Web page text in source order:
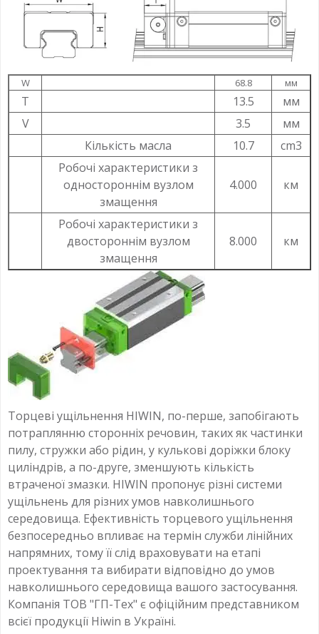
W 68.8 мм
T 13.5
мм
V
3.5
мм
Кількість масла
10.7
cm3
Робочі характеристики з
одностороннім вузлом
змащення
4.000 км
Робочі характеристики з
двостороннім вузлом
змащення
8.000 км
Торцеві ущільнення HIWIN, по-перше, запобігають
потраплянню сторонніх речовин, таких як частинки
пилу, стружки або рідин, у кулькові доріжки блоку
циліндрів, а по-друге, зменшують кількість
втраченої змазки. HIWIN пропонує різні системи
ущільнень для різних умов навколишнього
середовища. Ефективність торцевого ущільнення
безпосередньо впливає на термін служби лінійних
напрямних, тому її слід враховувати на етапі
проектування та вибирати відповідно до умов
навколишнього середовища вашого застосування.
Компанія ТОВ "ГП-Тех" є офіційним представником
всієї продукції Hiwin в Україні.